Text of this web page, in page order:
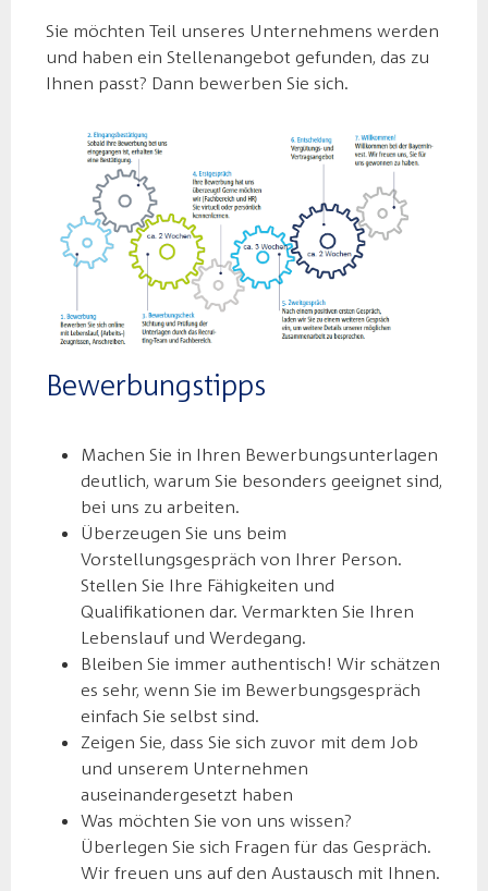
Sie möchten Teil unseres Unternehmens werden
und haben ein Stellenangebot gefunden, das zu
Ihnen passt? Dann bewerben Sie sich.
Bewerbungstipps
Machen Sie in Ihren Bewerbungsunterlagen
deutlich, warum Sie besonders geeignet sind,
bei uns zu arbeiten.
Überzeugen Sie uns beim
Vorstellungsgespräch von Ihrer Person.
Stellen Sie Ihre Fähigkeiten und
Qualifikationen dar. Vermarkten Sie Ihren
Lebenslauf und Werdegang.
Bleiben Sie immer authentisch! Wir schätzen
es sehr, wenn Sie im Bewerbungsgespräch
einfach Sie selbst sind.
Zeigen Sie, dass Sie sich zuvor mit dem Job
und unserem Unternehmen
auseinandergesetzt haben
Was möchten Sie von uns wissen?
Überlegen Sie sich Fragen für das Gespräch.
Wir freuen uns auf den Austausch mit Ihnen.